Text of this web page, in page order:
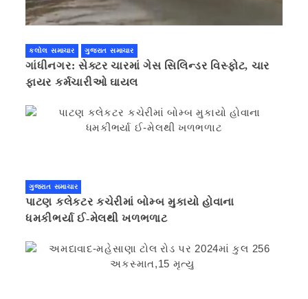
કલોલ સમાચાર ગુજરાત સમાચાર
ગાંધીનગર: સેક્ટર ચારમાં ગેસ સિલિન્ડર વિસ્ફોટ, ચાર
ફાયર કર્મચારીઓ ઘાયલ
ગુજરાત સમાચાર
પાટણ કલેકટર કચેરીમાં બોમ્બ મુકાયો હોવાના
ધમકીભર્યા ઈ-મેલથી ખળભળાટ